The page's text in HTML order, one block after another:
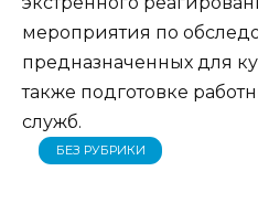
мероприятия по
предназначенных для
также подготовке
служб.
БЕЗ РУБРИКИ